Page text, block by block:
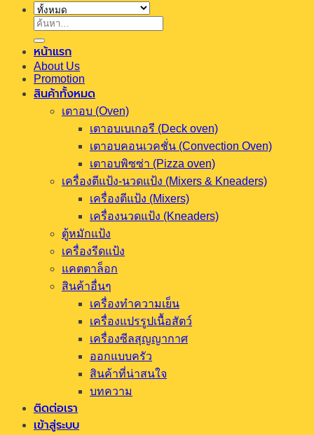
ค้นหา:
หน้าแรก
About Us
Promotion
สินค้าทั้งหมด
เตาอบ (Oven)
เตาอบเบเกอรี (Deck oven)
เตาอบคอนเวคชั่น (Convection Oven)
เตาอบพิซซ่า (Pizza oven)
เครื่องตีแป้ง-นวดแป้ง (Mixers & Kneaders)
เครื่องตีแป้ง (Mixers)
เครื่องนวดแป้ง (Kneaders)
ตู้หมักแป้ง
เครื่องรีดแป้ง
แคตตาล็อก
สินค้าอื่นๆ
เครื่องทำความเย็น
เครื่องแปรรูปเนื้อสัตว์
เครื่องซีลสุญญากาศ
ออกแบบครัว
สินค้าที่น่าสนใจ
บทความ
ติดต่อเรา
เข้าสู่ระบบ